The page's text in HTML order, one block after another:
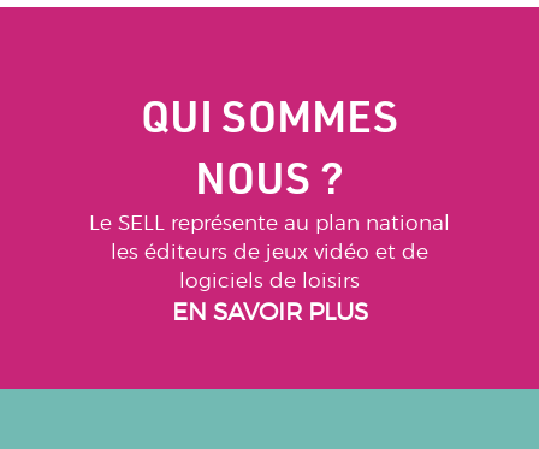
QUI SOMMES
NOUS ?
Le SELL représente au plan national
les éditeurs de jeux vidéo et de
logiciels de loisirs
EN SAVOIR PLUS